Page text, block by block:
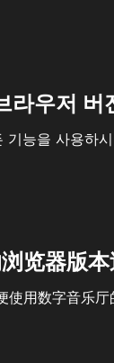
라우저 버
기능을 사용하
览器版
用数字音乐厅